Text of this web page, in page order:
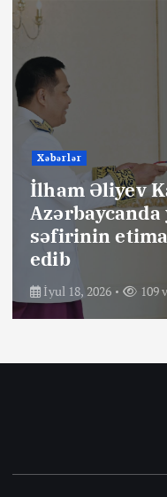
Xəbərlər
İlham Əliyev
səfirinin
edib
İyul 18, 2026 109